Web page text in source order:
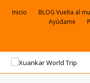
Inicio BLOG Vuelta al
Ayúdame